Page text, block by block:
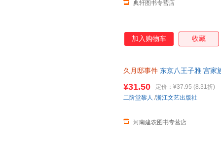
典轩图书专营店
加入购物车 收藏
久月邸事件 东京八王子雅 宫家
¥31.50 定价： ¥37.95 (8.31折)
河南建农图书专营店
二阶堂黎人 /浙江文艺出版社